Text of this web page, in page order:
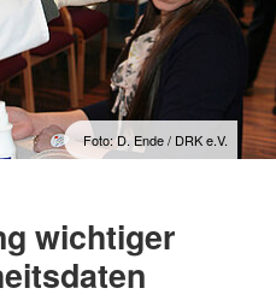
Foto: D. Ende / DRK e.V.
wichtiger